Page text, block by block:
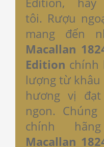
tôi. Rượu
mang đến
Macallan
Edition chính
lượng từ khâu
hương vị
ngon.
chính
Macallan